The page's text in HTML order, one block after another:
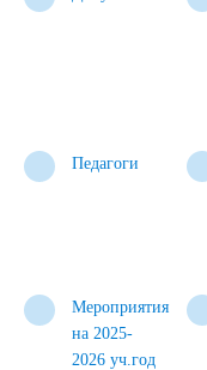
Педагоги
Мероприятия
на 2025-
2026 уч.год